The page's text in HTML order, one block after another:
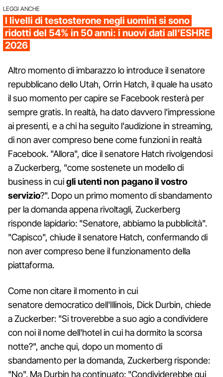
LEGGI ANCHE
I livelli di testosterone negli uomini si sono
ridotti del 54% in 50 anni: i nuovi dati all’ESHRE
2026
Altro momento di imbarazzo lo introduce il senatore
repubblicano dello Utah, Orrin Hatch, il quale ha usato
il suo momento per capire se Facebook resterà per
sempre gratis. In realtà, ha dato davvero l'impressione
ai presenti, e a chi ha seguito l'audizione in streaming,
di non aver compreso bene come funzioni in realtà
Facebook. "Allora", dice il senatore Hatch rivolgendosi
a Zuckerberg, "come sostenete un modello di
business in cuigli utenti non pagano il vostro
servizio?". Dopo un primo momento di sbandamento
per la domanda appena rivoltagli, Zuckerberg
risponde lapidario: "Senatore, abbiamo la pubblicità".
"Capisco", chiude il senatore Hatch, confermando di
non aver compreso bene il funzionamento della
piattaforma.
Come non citare il momento in cui
senatore democratico dell'Illinois, Dick Durbin, chiede
a Zuckerber: "Si troverebbe a suo agio a condividere
con noi il nome dell'hotel in cui ha dormito la scorsa
notte?", anche qui, dopo un momento di
sbandamento per la domanda, Zuckerberg risponde:
"No". Ma Durbin ha continuato: "Condividerebbe qui